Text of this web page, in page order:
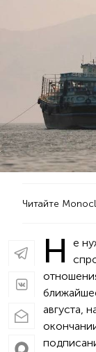
Читайте
Н
е
августа,